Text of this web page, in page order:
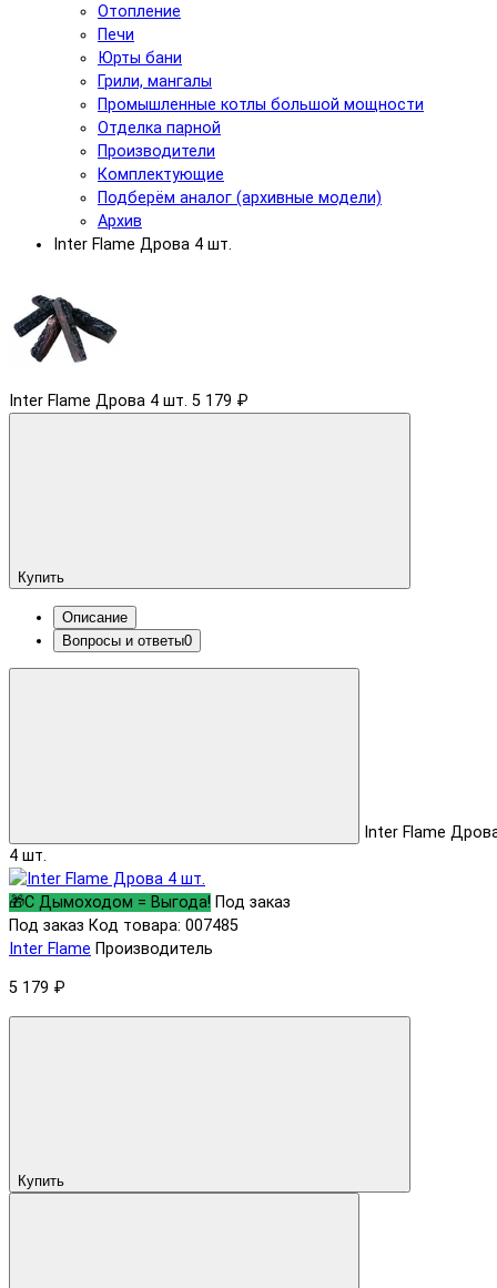
Отопление
Печи
Юрты бани
Грили, мангалы
Промышленные котлы большой мощности
Отделка парной
Производители
Комплектующие
Подберём аналог (архивные модели)
Архив
Inter Flame Дрова 4 шт.
Inter Flame Дрова 4 шт. 5 179 ₽
Купить
Описание
Вопросы и ответы0
Inter Flame
4 шт.
🎁С Дымоходом = Выгода! Под заказ
Под заказ Код товара: 007485
Inter Flame Производитель
5 179 ₽
Купить